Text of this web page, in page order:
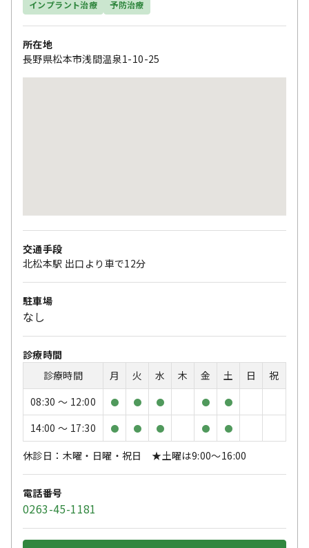
インプラント治療
予防治療
所在地
長野県松本市浅間温泉1-10-25
交通手段
北松本駅 出口より車で12分
駐車場
なし
診療時間
診療時間
月 火 水 木 金 土 日
祝
08:30 〜 12:00
● ● ● ● ●
14:00 〜 17:30 ● ● ● ● ●
休診日：木曜・日曜・祝日 ★土曜は9:00〜16:00
電話番号
0263-45-1181